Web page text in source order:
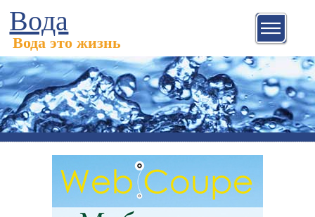
Вода
Вода это жизнь